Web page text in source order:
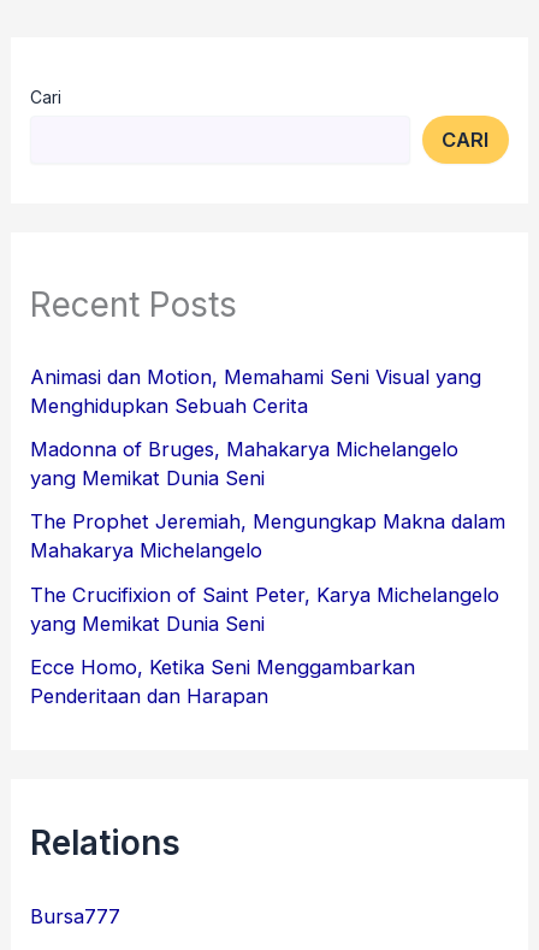
Cari
CARI
Recent Posts
Animasi dan Motion, Memahami Seni Visual yang
Menghidupkan Sebuah Cerita
Madonna of Bruges, Mahakarya Michelangelo
yang Memikat Dunia Seni
The Prophet Jeremiah, Mengungkap Makna dalam
Mahakarya Michelangelo
The Crucifixion of Saint Peter, Karya Michelangelo
yang Memikat Dunia Seni
Ecce Homo, Ketika Seni Menggambarkan
Penderitaan dan Harapan
Relations
Bursa777